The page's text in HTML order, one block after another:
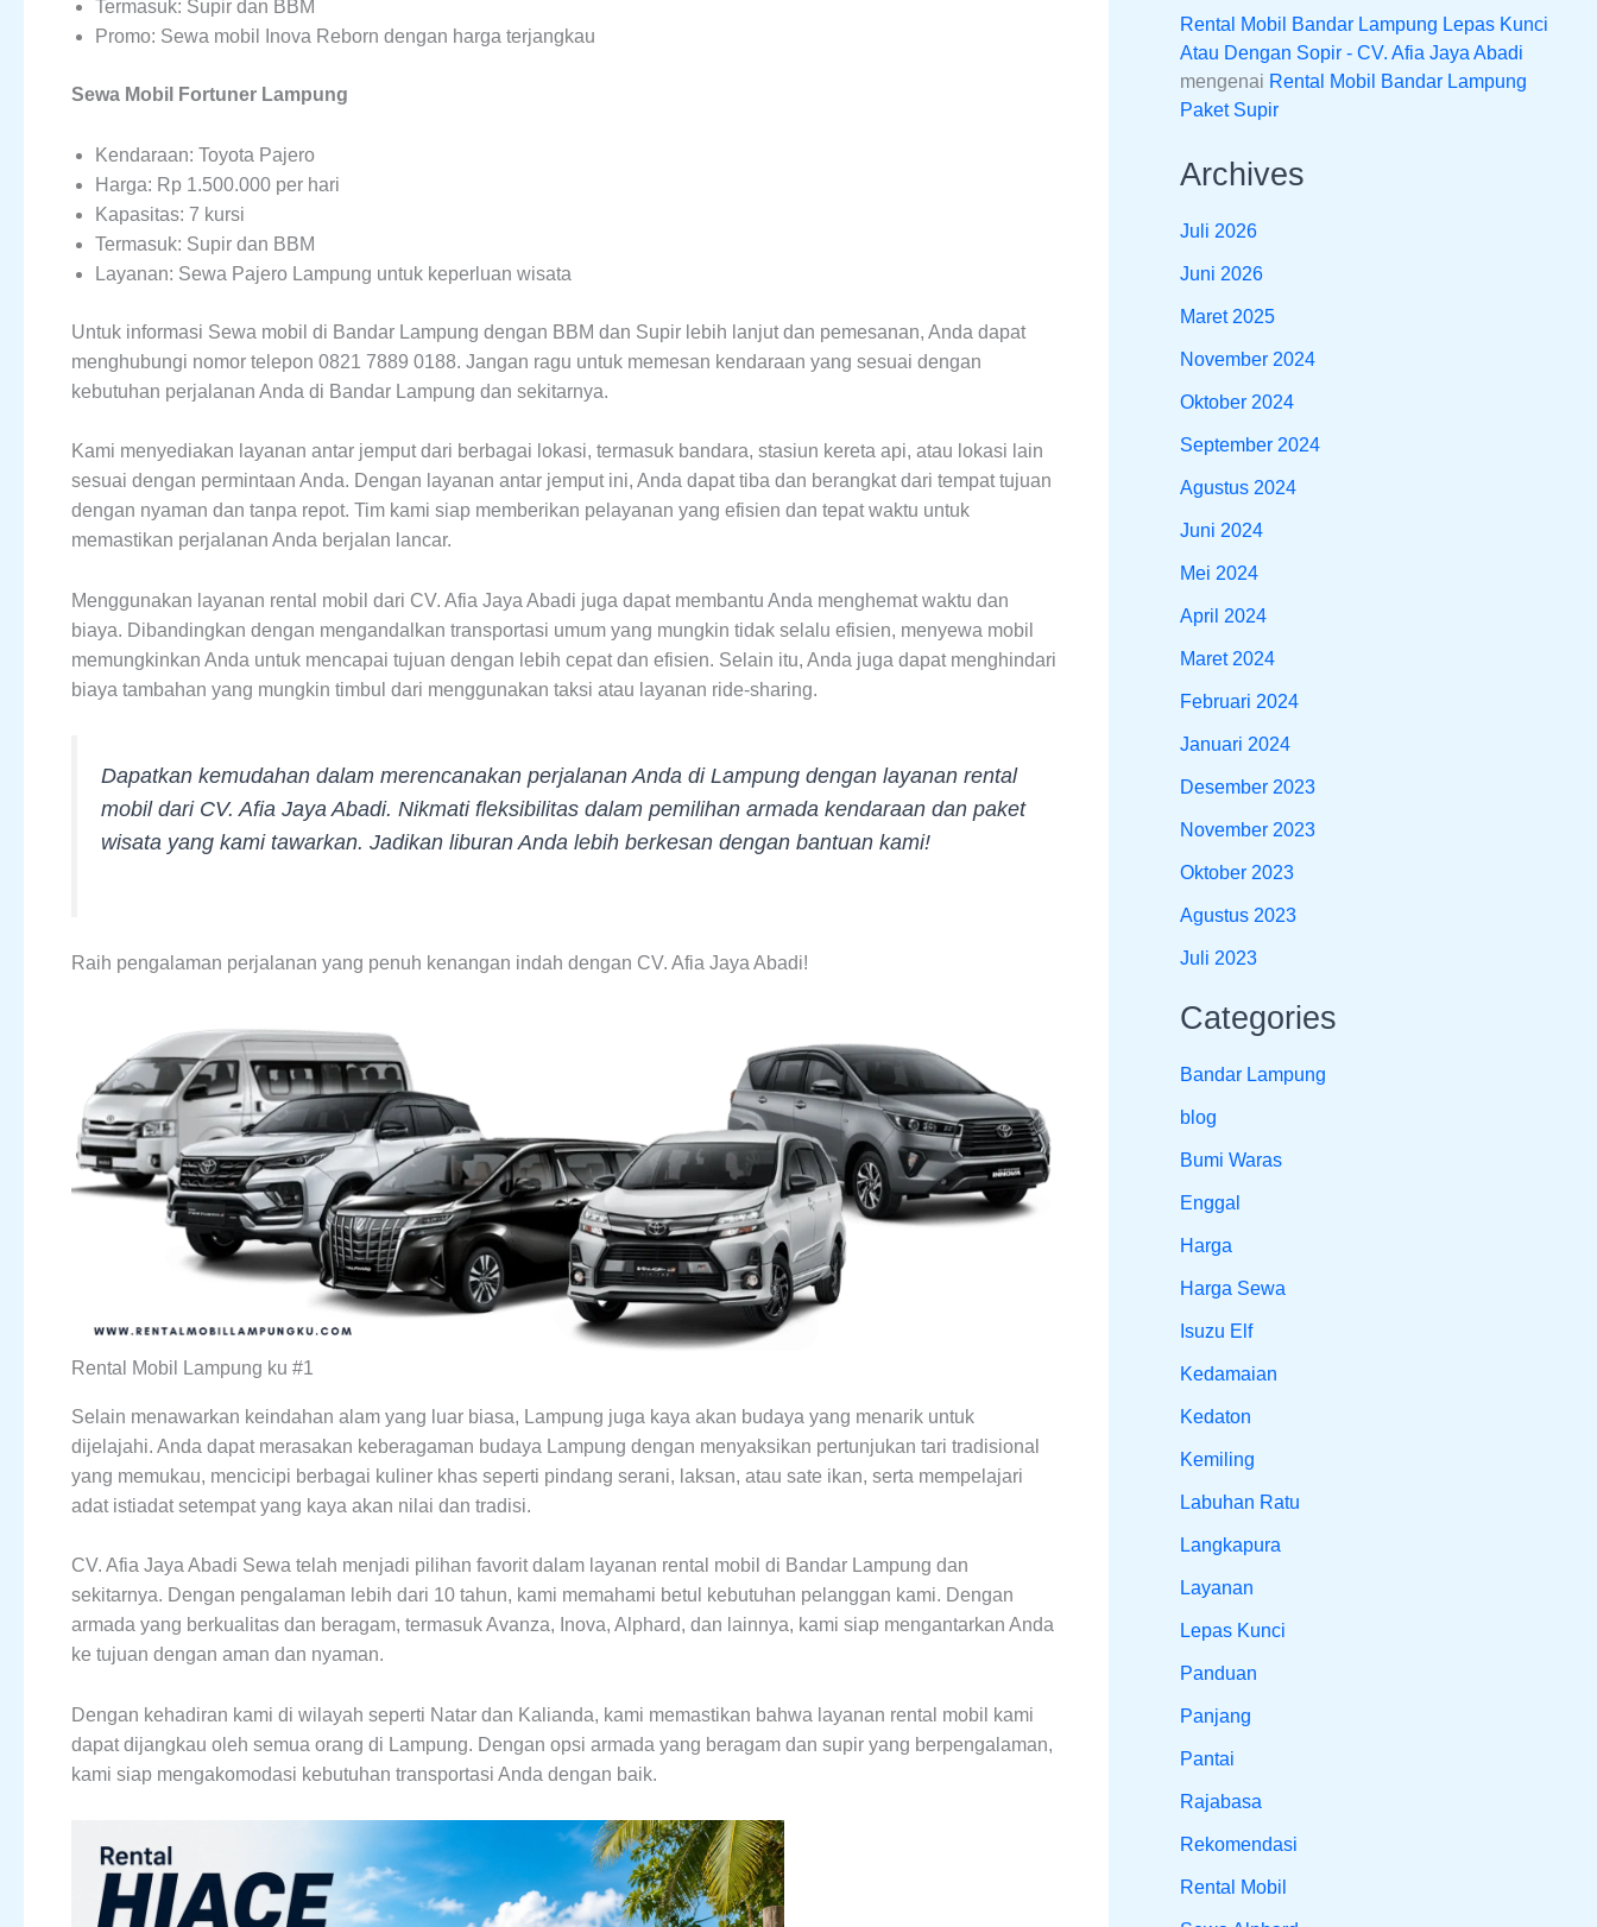
Termasuk: Supir dan BBM
Promo: Sewa mobil Inova Reborn dengan harga terjangkau
Sewa Mobil Fortuner Lampung
Kendaraan: Toyota Pajero
Harga: Rp 1.500.000 per hari
Kapasitas: 7 kursi
Termasuk: Supir dan BBM
Layanan: Sewa Pajero Lampung untuk keperluan wisata
Untuk informasi Sewa mobil di Bandar Lampung dengan BBM dan Supir lebih lanjut dan pemesanan, Anda dapat
menghubungi nomor telepon 0821 7889 0188. Jangan ragu untuk memesan kendaraan yang sesuai dengan
kebutuhan perjalanan Anda di Bandar Lampung dan sekitarnya.
Kami menyediakan layanan antar jemput dari berbagai lokasi, termasuk bandara, stasiun kereta api, atau lokasi lain
sesuai dengan permintaan Anda. Dengan layanan antar jemput ini, Anda dapat tiba dan berangkat dari tempat tujuan
dengan nyaman dan tanpa repot. Tim kami siap memberikan pelayanan yang efisien dan tepat waktu untuk
memastikan perjalanan Anda berjalan lancar.
Menggunakan layanan rental mobil dari CV. Afia Jaya Abadi juga dapat membantu Anda menghemat waktu dan
biaya. Dibandingkan dengan mengandalkan transportasi umum yang mungkin tidak selalu efisien, menyewa mobil
memungkinkan Anda untuk mencapai tujuan dengan lebih cepat dan efisien. Selain itu, Anda juga dapat menghindari
biaya tambahan yang mungkin timbul dari menggunakan taksi atau layanan ride-sharing.
Dapatkan kemudahan dalam merencanakan perjalanan Anda di Lampung dengan layanan rental
mobil dari CV. Afia Jaya Abadi. Nikmati fleksibilitas dalam pemilihan armada kendaraan dan paket
wisata yang kami tawarkan. Jadikan liburan Anda lebih berkesan dengan bantuan kami!
Raih pengalaman perjalanan yang penuh kenangan indah dengan CV. Afia Jaya Abadi!
Rental Mobil Lampung ku #1
Selain menawarkan keindahan alam yang luar biasa, Lampung juga kaya akan budaya yang menarik untuk
dijelajahi. Anda dapat merasakan keberagaman budaya Lampung dengan menyaksikan pertunjukan tari tradisional
yang memukau, mencicipi berbagai kuliner khas seperti pindang serani, laksan, atau sate ikan, serta mempelajari
adat istiadat setempat yang kaya akan nilai dan tradisi.
CV. Afia Jaya Abadi Sewa telah menjadi pilihan favorit dalam layanan rental mobil di Bandar Lampung dan
sekitarnya. Dengan pengalaman lebih dari 10 tahun, kami memahami betul kebutuhan pelanggan kami. Dengan
armada yang berkualitas dan beragam, termasuk Avanza, Inova, Alphard, dan lainnya, kami siap mengantarkan Anda
ke tujuan dengan aman dan nyaman.
Dengan kehadiran kami di wilayah seperti Natar dan Kalianda, kami memastikan bahwa layanan rental mobil kami
dapat dijangkau oleh semua orang di Lampung. Dengan opsi armada yang beragam dan supir yang berpengalaman,
kami siap mengakomodasi kebutuhan transportasi Anda dengan baik.
Rental Mobil Bandar Lampung Lepas Kunci
Atau Dengan Sopir - CV. Afia Jaya Abadi
mengenai Rental Mobil Bandar Lampung
Paket Supir
Archives
Juli 2026
Juni 2026
Maret 2025
November 2024
Oktober 2024
September 2024
Agustus 2024
Juni 2024
Mei 2024
April 2024
Maret 2024
Februari 2024
Januari 2024
Desember 2023
November 2023
Oktober 2023
Agustus 2023
Juli 2023
Categories
Bandar Lampung
blog
Bumi Waras
Enggal
Harga
Harga Sewa
Isuzu Elf
Kedamaian
Kedaton
Kemiling
Labuhan Ratu
Langkapura
Layanan
Lepas Kunci
Panduan
Panjang
Pantai
Rajabasa
Rekomendasi
Rental Mobil